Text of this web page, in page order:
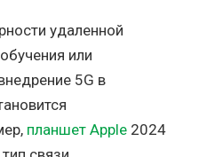
удаленной
или
5G в
планшет Apple 2024